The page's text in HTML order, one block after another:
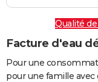
Qualité
Facture d'eau
Pour une
pour une famille avec